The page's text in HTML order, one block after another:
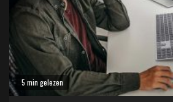
5 min gelezen